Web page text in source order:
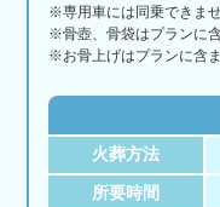
※専用車には同乗できませ
※骨壺、骨袋はプランに
※お骨上げはプランに含
火葬方法
所要時間